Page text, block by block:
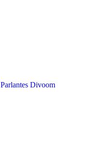
Parlantes Divoom